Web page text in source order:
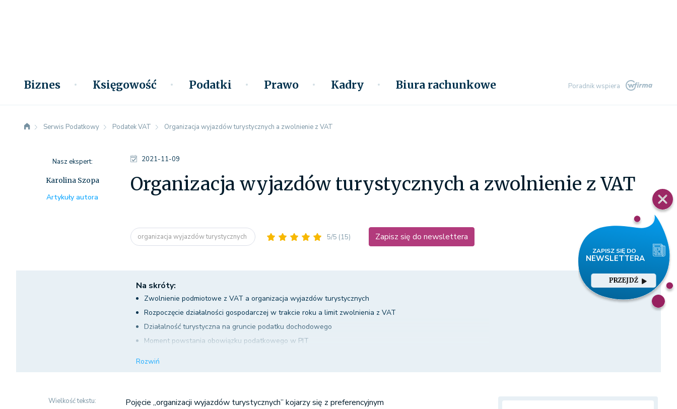
Biznes Księgowość Podatki Prawo Kadry Biura rachunkowe Poradnik wspiera
PRZEJDŹ
Serwis Podatkowy Podatek VAT Organizacja wyjazdów turystycznych a zwolnienie z VAT
2021-11-09
Organizacja wyjazdów turystycznych a zwolnienie z VAT
organizacja wyjazdów turystycznych 5/5 (15) Zapisz się do newslettera
Nasz ekspert:
Karolina Szopa
Artykuły autora
Na skróty:
Zwolnienie podmiotowe z VAT a organizacja wyjazdów turystycznych
Rozpoczęcie działalności gospodarczej w trakcie roku a limit zwolnienia z VAT
Działalność turystyczna na gruncie podatku dochodowego
Moment powstania obowiązku podatkowego w PIT
Rozwiń
Wielkość tekstu:
Pojęcie „organizacji wyjazdów turystycznych” kojarzy się z preferencyjnym